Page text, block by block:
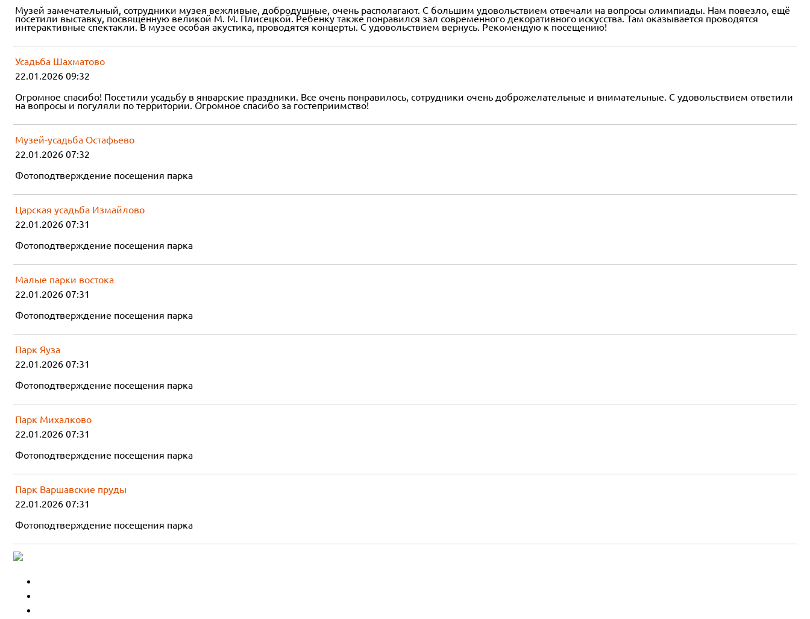
Музей замечательный, сотрудники музея вежливые, добродушные, очень располагают. С большим удовольствием отвечали на вопросы олимпиады. Нам повезло, ещё
посетили выставку, посвященную великой М. М. Плисецкой. Ребенку также понравился зал современного декоративного искусства. Там оказывается проводятся
интерактивные спектакли. В музее особая акустика, проводятся концерты. С удовольствием вернусь. Рекомендую к посещению!
Усадьба Шахматово
22.01.2026 09:32
Огромное спасибо! Посетили усадьбу в январские праздники. Все очень понравилось, сотрудники очень доброжелательные и внимательные. С удовольствием ответили
на вопросы и погуляли по территории. Огромное спасибо за гостеприимство!
Музей-усадьба Остафьево
22.01.2026 07:32
Фотоподтверждение посещения парка
Царская усадьба Измайлово
22.01.2026 07:31
Фотоподтверждение посещения парка
Малые парки востока
22.01.2026 07:31
Фотоподтверждение посещения парка
Парк Яуза
22.01.2026 07:31
Фотоподтверждение посещения парка
Парк Михалково
22.01.2026 07:31
Фотоподтверждение посещения парка
Парк Варшавские пруды
22.01.2026 07:31
Фотоподтверждение посещения парка